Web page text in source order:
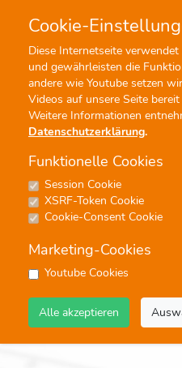
Cookie-
Diese Internetseite
und gewährleisten die
andere wie Youtube setzen
Videos auf unsere Seite
Weitere Informationen
Datenschutzerklärung.
Funktionelle Cookies
Session Cookie
XSRF-Token Cookie
Cookie-Consent Cookie
Marketing-Cookies
Youtube Cookies
Alle akzeptieren
Menü
Straßenmärsche
Keine Ergebnisse
keine